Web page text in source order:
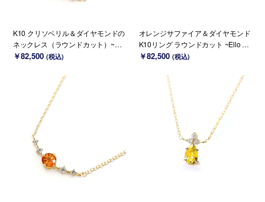
K10 クリソベリル＆ダイヤモンドの
ネックレス（ラウンドカット）~Ell
o Lily~(K18 変更可能)
￥82,500 (税込)
オレンジサファイア＆ダイヤモンド
K10リング ラウンドカット ~Ello Lil
y~ 9月誕生石(K18/PT変更可能)
￥82,500 (税込)